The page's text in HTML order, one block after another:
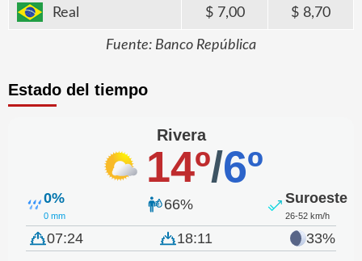
Real 7,00 8,70
Fuente: Banco República
Estado del tiempo
Rivera
14º/6º
0%
0 mm
66% Suroeste
26-52 km/h
07:24 18:11 33%